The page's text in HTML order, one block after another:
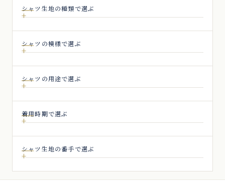
シャツ生地の種類で選ぶ
シャツの模様で選ぶ
シャツの用途で選ぶ
着用時期で選ぶ
シャツ生地の番手で選ぶ